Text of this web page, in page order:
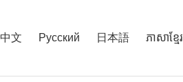
中文 Русский 日本語 ភាសាខ្មែរ